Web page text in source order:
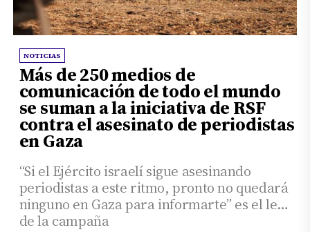
NOTICIAS
Más de 250 medios de
comunicación de todo el mundo
se suman a la iniciativa de RSF
contra el asesinato de periodistas
en Gaza
“Si el Ejército israelí sigue asesinando
periodistas a este ritmo, pronto no quedará
ninguno en Gaza para informarte” es el lema
de la campaña